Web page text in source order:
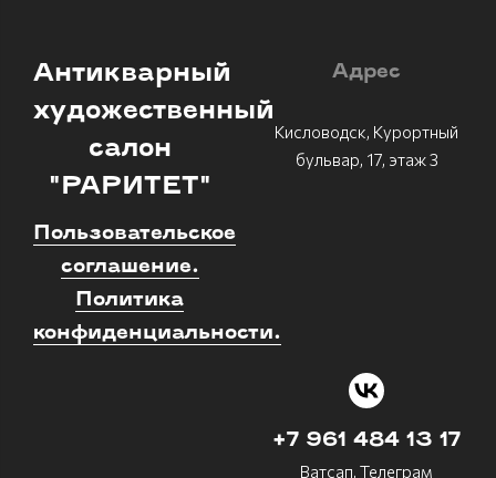
Антикварный
художественный
салон
"РАРИТЕТ"
Пользовательское
соглашение.
Политика
конфиденциальности.
Адрес
Кисловодск, Курортный
бульвар, 17, этаж 3
+7 961 484 13 17
Ватсап, Телеграм